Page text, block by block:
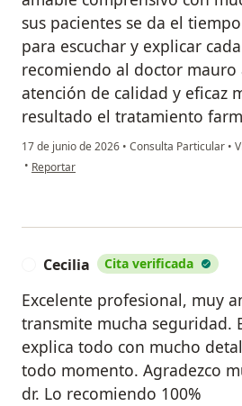
sus pacientes se da el
para escuchar y explicar
recomiendo al doctor mauro
atención de calidad y eficaz
resultado el tratamiento
17 de junio de 2026 • Consulta Particular •
• en opinión del usuario E.G.S
Reportar
Cecilia Cita verificada
Excelente profesional, muy
transmite mucha seguridad.
explica todo con mucho
todo momento. Agradezco
dr. Lo recomiendo 100%